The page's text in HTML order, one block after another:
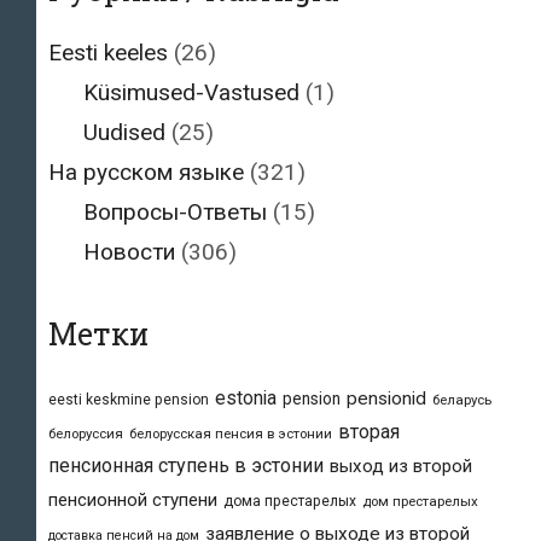
Eesti keeles (26)
Küsimused-Vastused (1)
Uudised (25)
На русском языке (321)
Вопросы-Ответы (15)
Новости (306)
Метки
eesti keskmine pension estonia pension pensionid беларусь
белоруссия белорусская пенсия в эстонии вторая
пенсионная ступень в эстонии выход из второй
пенсионной ступени дома престарелых дом престарелых
доставка пенсий на дом заявление о выходе из второй